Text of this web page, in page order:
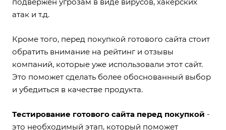
подвержен угрозам в виде вирусов, хакерских
атак и т.д.
Кроме того, перед покупкой готового сайта стоит
обратить внимание на рейтинг и отзывы
компаний, которые уже использовали этот сайт.
Это поможет сделать более обоснованный выбор
и убедиться в качестве продукта.
Тестирование готового сайта перед покупкой -
это необходимый этап, который поможет